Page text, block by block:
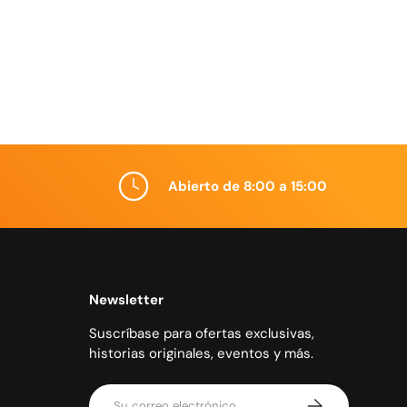
Abierto de 8:00 a 15:00
Newsletter
Suscríbase para ofertas exclusivas,
historias originales, eventos y más.
Correo electrónico
Suscribirse